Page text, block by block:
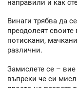
направили и как
Винаги трябва да
преодолеят
потискани,
различни.
Замислете се –
въпреки че си